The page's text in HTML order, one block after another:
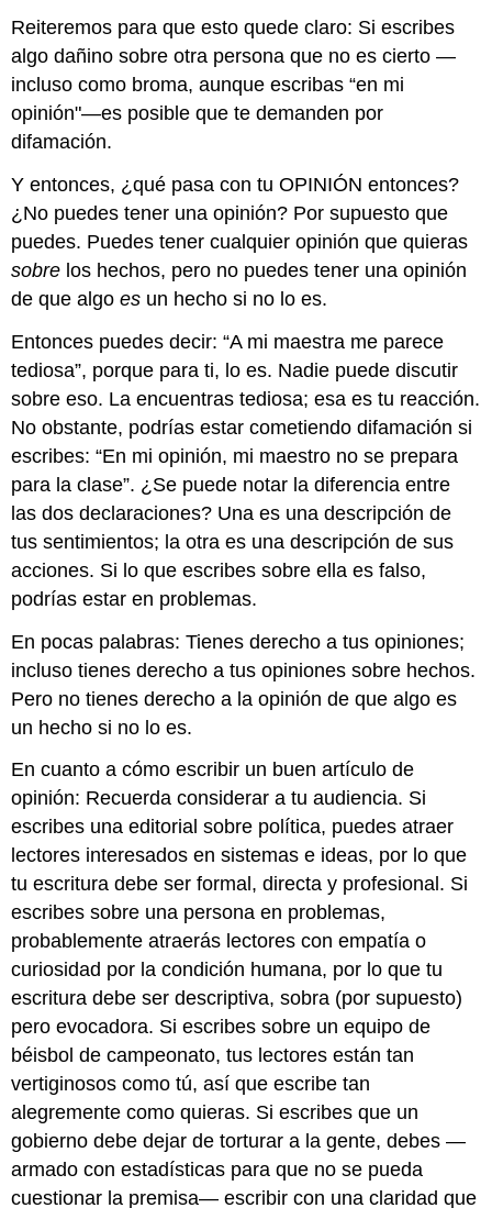
Reiteremos para que esto quede claro: Si escribes
algo dañino sobre otra persona que no es cierto —
incluso como broma, aunque escribas “en mi
opinión"—es posible que te demanden por
difamación.
Y entonces, ¿qué pasa con tu OPINIÓN entonces?
¿No puedes tener una opinión? Por supuesto que
puedes. Puedes tener cualquier opinión que quieras
sobre los hechos, pero no puedes tener una opinión
de que algoes un hecho si no lo es.
Entonces puedes decir: “A mi maestra me parece
tediosa”, porque para ti, lo es. Nadie puede discutir
sobre eso. La encuentras tediosa; esa es tu reacción.
No obstante, podrías estar cometiendo difamación si
escribes: “En mi opinión, mi maestro no se prepara
para la clase”. ¿Se puede notar la diferencia entre
las dos declaraciones? Una es una descripción de
tus sentimientos; la otra es una descripción de sus
acciones. Si lo que escribes sobre ella es falso,
podrías estar en problemas.
En pocas palabras: Tienes derecho a tus opiniones;
incluso tienes derecho a tus opiniones sobre hechos.
Pero no tienes derecho a la opinión de que algo es
un hecho si no lo es.
En cuanto a cómo escribir un buen artículo de
opinión: Recuerda considerar a tu audiencia. Si
escribes una editorial sobre política, puedes atraer
lectores interesados en sistemas e ideas, por lo que
tu escritura debe ser formal, directa y profesional. Si
escribes sobre una persona en problemas,
probablemente atraerás lectores con empatía o
curiosidad por la condición humana, por lo que tu
escritura debe ser descriptiva, sobra (por supuesto)
pero evocadora. Si escribes sobre un equipo de
béisbol de campeonato, tus lectores están tan
vertiginosos como tú, así que escribe tan
alegremente como quieras. Si escribes que un
gobierno debe dejar de torturar a la gente, debes —
armado con estadísticas para que no se pueda
cuestionar la premisa— escribir con una claridad que